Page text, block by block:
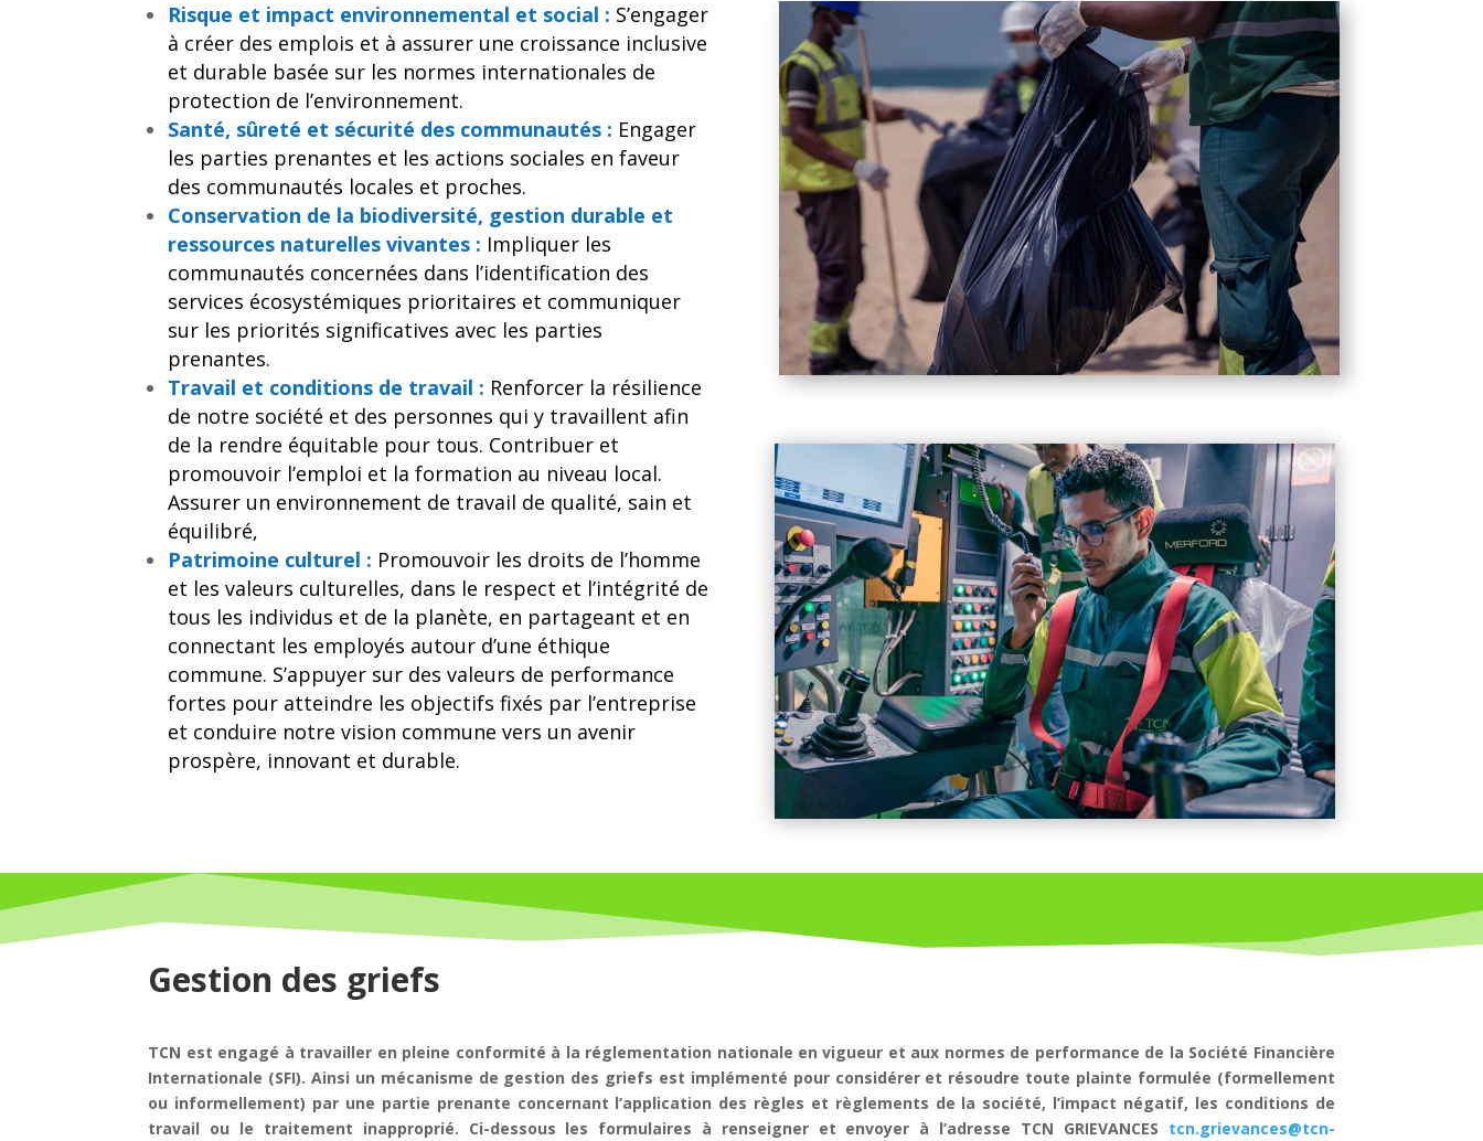
Risque et impact environnemental et social : S’engager
à créer des emplois et à assurer une croissance inclusive
et durable basée sur les normes internationales de
protection de l’environnement.
Santé, sûreté et sécurité des communautés : Engager
les parties prenantes et les actions sociales en faveur
des communautés locales et proches.
Conservation de la biodiversité, gestion durable et
ressources naturelles vivantes : Impliquer les
communautés concernées dans l’identification des
services écosystémiques prioritaires et communiquer
sur les priorités significatives avec les parties
prenantes.
Travail et conditions de travail : Renforcer la résilience
de notre société et des personnes qui y travaillent afin
de la rendre équitable pour tous. Contribuer et
promouvoir l’emploi et la formation au niveau local.
Assurer un environnement de travail de qualité, sain et
équilibré,
Patrimoine culturel : Promouvoir les droits de l’homme
et les valeurs culturelles, dans le respect et l’intégrité de
tous les individus et de la planète, en partageant et en
connectant les employés autour d’une éthique
commune. S’appuyer sur des valeurs de performance
fortes pour atteindre les objectifs fixés par l’entreprise
et conduire notre vision commune vers un avenir
prospère, innovant et durable.
Gestion des griefs
TCN est engagé à travailler en pleine conformité à la réglementation nationale en vigueur et aux normes de performance de la Société Financière
Internationale (SFI). Ainsi un mécanisme de gestion des griefs est implémenté pour considérer et résoudre toute plainte formulée (formellement
ou informellement) par une partie prenante concernant l’application des règles et règlements de la société, l’impact négatif, les conditions de
travail ou le traitement inapproprié. Ci-dessous les formulaires à renseigner et envoyer à l’adresse TCN GRIEVANCES tcn.grievances@tcn-